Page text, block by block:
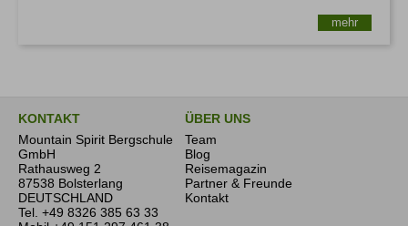
mehr
KONTAKT
Mountain Spirit Bergschule
GmbH
Rathausweg 2
87538 Bolsterlang
DEUTSCHLAND
Tel. +49 8326 385 63 33
ÜBER UNS
Team
Blog
Reisemagazin
Partner & Freunde
Kontakt